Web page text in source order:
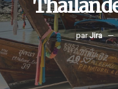
par Jira